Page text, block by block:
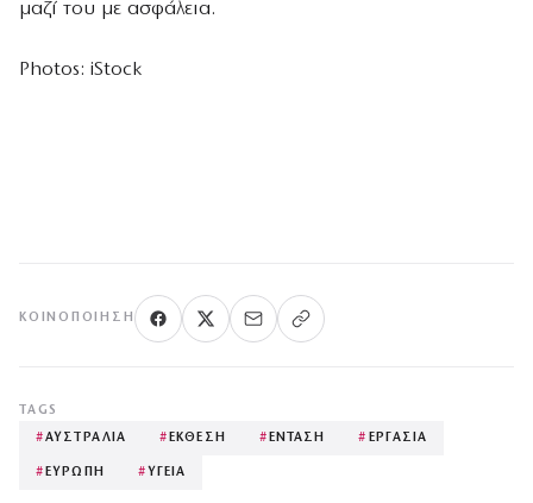
μαζί του με ασφάλεια.
Photos: iStock
ΚΟΙΝΟΠΟΊΗΣΗ
TAGS
#ΑΥΣΤΡΑΛΙΑ # ΕΚΘΕΣΗ # ΕΝΤΑΣΗ # ΕΡΓΑΣΙΑ
# ΕΥΡΩΠΗ # ΥΓΕΙΑ